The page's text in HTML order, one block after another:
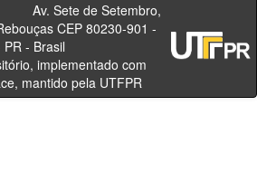
de Setembro,
CEP 80230-901 -
- PR - Brasil
implementado com
mantido pela UTFPR